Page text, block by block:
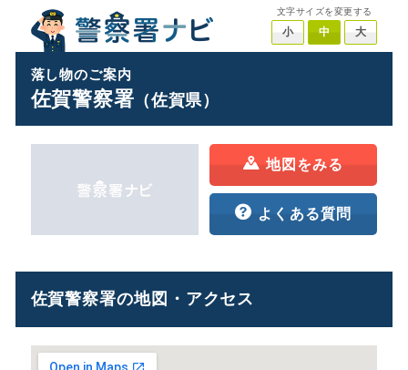
文字サイズを変更する
小 中 大
落し物のご案内
佐賀警察署（佐賀県）
地図をみる
よくある質問
佐賀警察署の地図・アクセス